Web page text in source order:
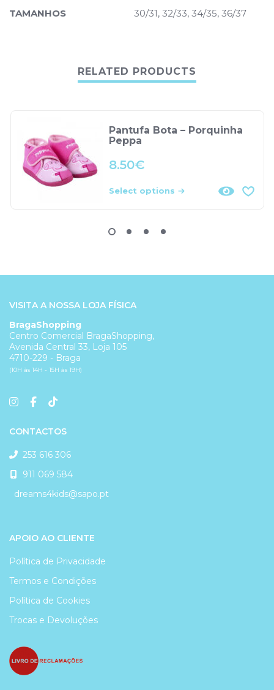
TAMANHOS 30/31, 32/33, 34/35, 36/37
RELATED PRODUCTS
Pantufa Bota – Porquinha
Peppa
8.50€
Select options
VISITA A NOSSA LOJA FÍSICA
BragaShopping
Centro Comercial BragaShopping,
Avenida Central 33, Loja 105
4710-229 - Braga
(10H às 14H - 15H às 19H)
CONTACTOS
253 616 306
911 069 584
dreams4kids@sapo.pt
APOIO AO CLIENTE
Política de Privacidade
Termos e Condições
Política de Cookies
Trocas e Devoluções